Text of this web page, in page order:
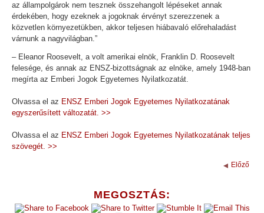
MEGOSZTÁS:
az állampolgárok nem tesznek összehangolt lépéseket annak
érdekében, hogy ezeknek a jogoknak érvényt szerezzenek a
közvetlen környezetükben, akkor teljesen hiábavaló előrehaladást
várnunk a nagyvilágban.”
– Eleanor Roosevelt, a volt amerikai elnök, Franklin D. Roosevelt
felesége, és annak az ENSZ-bizottságnak az elnöke, amely 1948-ban
megírta az Emberi Jogok Egyetemes Nyilatkozatát.
Olvassa el az ENSZ Emberi Jogok Egyetemes Nyilatkozatának
egyszerűsített változatát. >>
Olvassa el az ENSZ Emberi Jogok Egyetemes Nyilatkozatának teljes
szövegét. >>
Előző